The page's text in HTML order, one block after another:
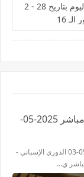
ليدزيونايتد اليوم بتاريخ 28 - 2
مشاهدة مباراة ريال بلد الوليد و برشلونة بث مباشر 2025-05-
مشاهدة مباراة ريال بلد الوليد و برشلونة بث مباشر 2025-05-03 الدوري الإسباني -
ي…